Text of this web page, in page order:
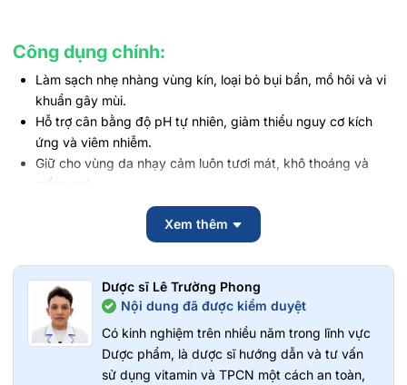
Công dụng chính:
Làm sạch nhẹ nhàng vùng kín, loại bỏ bụi bẩn, mồ hôi và vi
khuẩn gây mùi.
Hỗ trợ cân bằng độ pH tự nhiên, giảm thiểu nguy cơ kích
ứng và viêm nhiễm.
Giữ cho vùng da nhạy cảm luôn tươi mát, khô thoáng và
mềm mại.
Bảo vệ và củng cố hàng rào độ ẩm tự nhiên, ngăn khô ráp.
Hương thơm mát lạnh, dễ chịu, giúp bạn tự tin suốt ngày
Dịu nhẹ, phù hợp sử dụng hàng ngày.
Thành phần:
Glycerin: Dưỡng ẩm, giúp da mềm mại và tránh bị khô căng
sau khi sử dụng.
Calendula Officinalis Flower Extract (Chiết xuất Hoa Cúc
Xem thêm
Dược sĩ Lê Trường Phong
Nội dung đã được kiểm duyệt
Có kinh nghiệm trên nhiều năm trong lĩnh vực
Dược phẩm, là dược sĩ hướng dẫn và tư vấn
sử dụng vitamin và TPCN một cách an toàn,